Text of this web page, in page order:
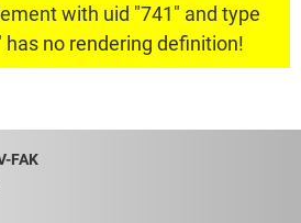
with uid "741" and type
has no rendering definition!
hilfreichen Links
FAK